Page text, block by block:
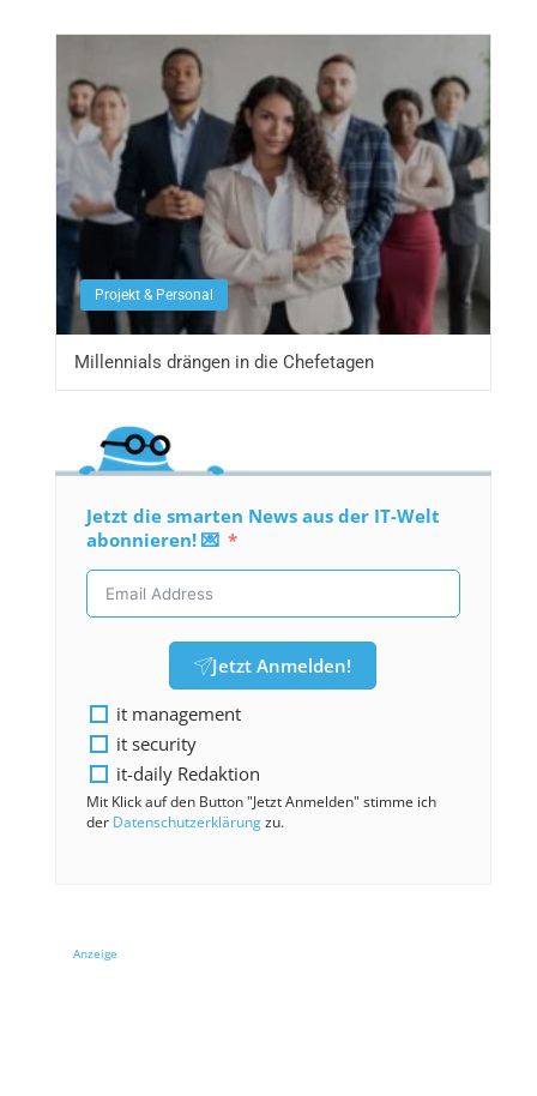
Projekt & Personal
Millennials drängen in die Chefetagen
Jetzt die smarten News aus der IT-Welt
abonnieren! 💌
Jetzt Anmelden!
it management
it security
it-daily Redaktion
Mit Klick auf den Button "Jetzt Anmelden" stimme ich
der Datenschutzerklärungzu.
Anzeige